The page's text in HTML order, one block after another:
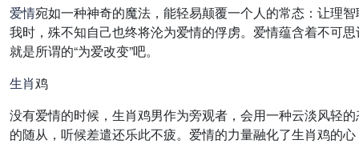
爱情宛如一种神奇的魔法，能轻易颠覆一个人的常态：让理
我时，殊不知自己也终将沦为爱情的俘虏。爱情蕴含着不可
就是所谓的“为爱改变”吧。
生肖鸡
没有爱情的时候，生肖鸡男作为旁观者，会用一种云淡风轻
的随从，听候差遣还乐此不疲。爱情的力量融化了生肖鸡的